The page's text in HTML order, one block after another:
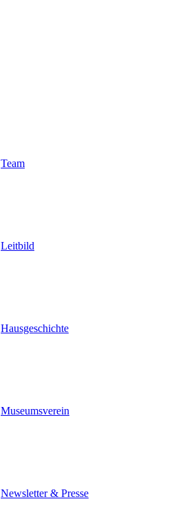
Team
Leitbild
Hausgeschichte
Museumsverein
Newsletter & Presse